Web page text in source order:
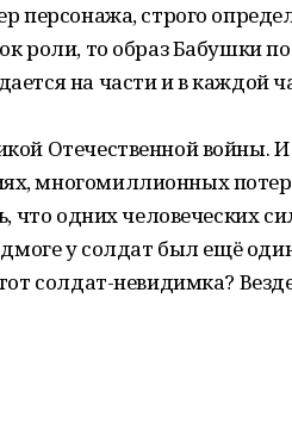
персонажа, строго
роли, то образ Бабушки
на части и в каждой
Отечественной войны. И
многомиллионных
что одних человеческих
у солдат был ещё
солдат-невидимка?